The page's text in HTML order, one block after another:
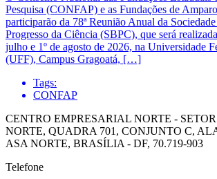
Pesquisa (CONFAP) e as Fundações de
participarão da 78ª Reunião Anual da
Progresso da Ciência (SBPC), que será
julho e 1º de agosto de 2026, na Universidade
(UFF), Campus Gragoatá, […]
Tags:
CONFAP
CENTRO EMPRESARIAL NORTE -
NORTE, QUADRA 701, CONJUNTO C,
ASA NORTE, BRASÍLIA - DF, 70.719-903
Telefone